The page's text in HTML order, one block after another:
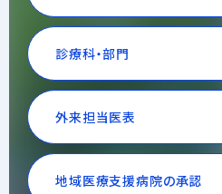
診療科・部門
外来担当医表
地域医療支援病院の承認